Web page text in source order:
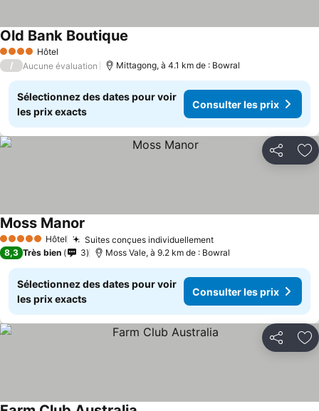
4 Étoiles Hôtel
Old Bank Boutique
/ Aucune évaluation Mittagong, à 4.1 km de : Bowral
Sélectionnez des dates pour voir
les prix exacts
Consulter les prix
Partager
5 Étoiles Hôtel Suites conçues individuellement
Moss Manor
8,3 Très bien 3 Moss Vale, à 9.2 km de : Bowral
Sélectionnez des dates pour voir
les prix exacts
Consulter les prix
Partager